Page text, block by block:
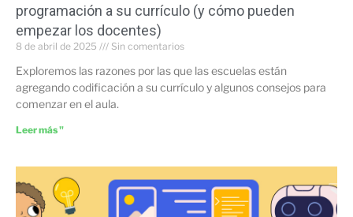
programación a su currículo (y cómo pueden
empezar los docentes)
8 de abril de 2025 Sin comentarios
Exploremos las razones por las que las escuelas están
agregando codificación a su currículo y algunos consejos para
comenzar en el aula.
Leer más "